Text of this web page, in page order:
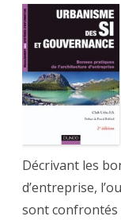
Décrivant les
d’entreprise,
sont confrontés